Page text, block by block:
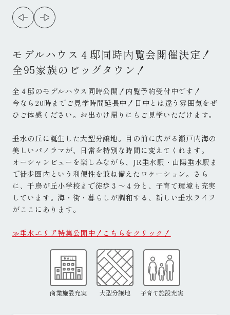
モデルハウス４邸同時内覧会開催決定！
全95家族のビッグタウン！
全４邸のモデルハウス同時公開！内覧予約受付中です！
今なら20時までご見学時間延長中！日中とは違う雰囲気をぜ
ひご体感ください。お出かけ帰りにもご見学いただけます。
垂水の丘に誕生した大型分譲地。目の前に広がる瀬戸内海の
美しいパノラマが、日常を特別な時間に変えてくれます。
オーシャンビューを楽しみながら、JR垂水駅・山陽垂水駅ま
で徒歩圏内という利便性を兼ね備えたロケーション。さら
に、千鳥が丘小学校まで徒歩３～４分と、子育て環境も充実
しています。海・街・暮らしが調和する、新しい垂水ライフ
がここにあります。
≫垂水エリア特集公開中！こちらをクリック！
商業施設充実 大型分譲地 子育て施設充実